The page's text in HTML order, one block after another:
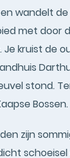
wandelt
met door
Je kruist de
stond.
Bossen.
zijn